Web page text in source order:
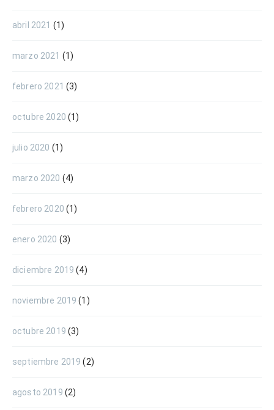
abril 2021 (1)
marzo 2021 (1)
febrero 2021 (3)
octubre 2020 (1)
julio 2020 (1)
marzo 2020 (4)
febrero 2020 (1)
enero 2020 (3)
diciembre 2019 (4)
noviembre 2019 (1)
octubre 2019 (3)
septiembre 2019 (2)
agosto 2019 (2)